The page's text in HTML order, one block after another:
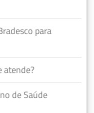
para
atende?
de Saúde